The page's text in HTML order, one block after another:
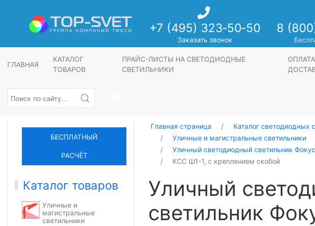
+7 (495) 323‑50‑50
Заказать звонок
8
ГЛАВНАЯ
КАТАЛОГ
ТОВАРОВ
ПРАЙС-ЛИСТЫ НА СВЕТОДИОДНЫЕ
СВЕТИЛЬНИКИ
БЕСПЛАТНЫЙ
РАСЧЁТ
Каталог товаров
Уличные и
магистральные
светильники
Главная страница
Каталог светодиодных
Уличные и магистральные светильники
Уличный светодиодный светильник
КСС Ш1-1, с креплением скобой
Уличный
светильник